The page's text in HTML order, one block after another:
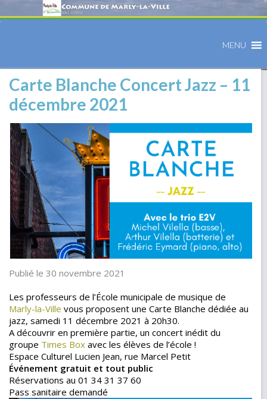
MENU
Carte Blanche Concert Jazz – 11
décembre 2021
Publié le 30 novembre 2021
Les professeurs de l’École municipale de musique de
Marly-la-Ville vous proposent une Carte Blanche dédiée au
jazz, samedi 11 décembre 2021 à 20h30.
A découvrir en première partie, un concert inédit du
groupe Times Box avec les élèves de l’école !
Espace Culturel Lucien Jean, rue Marcel Petit
Événement gratuit et tout public
Réservations au 01 34 31 37 60
Pass sanitaire demandé